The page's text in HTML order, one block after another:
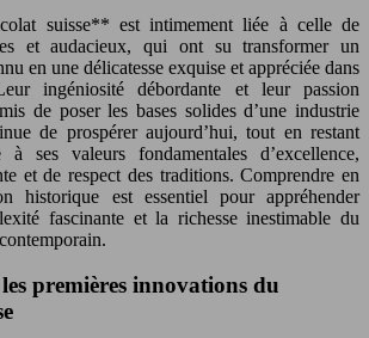
suisse** est intimement liée à celle de
et audacieux, qui ont su transformer un
en une délicatesse exquise et appréciée dans
ingéniosité débordante et leur passion
de poser les bases solides d’une industrie
de prospérer aujourd’hui, tout en restant
à ses valeurs fondamentales d’excellence,
et de respect des traditions. Comprendre en
historique est essentiel pour appréhender
fascinante et la richesse inestimable du
premières innovations du